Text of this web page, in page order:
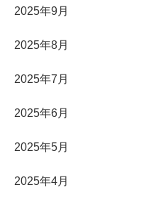
2025年9月
2025年8月
2025年7月
2025年6月
2025年5月
2025年4月